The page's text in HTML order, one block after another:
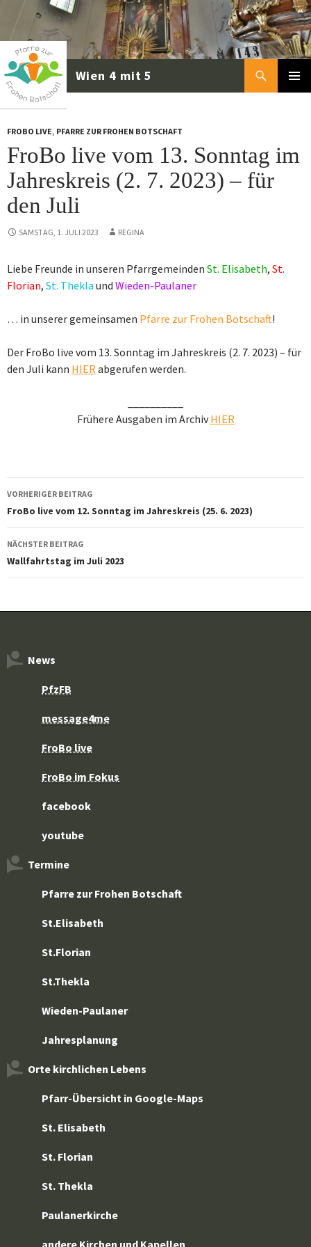
springen
Suchen
FROBO LIVE, PFARRE ZUR FROHEN BOTSCHAFT
FroBo live vom 13. Sonntag im
Jahreskreis (2. 7. 2023) – für
den Juli
SAMSTAG, 1. JULI 2023 REGINA
Liebe Freunde in unseren Pfarrgemeinden St. Elisabeth, St.
Florian, St. Thekla und Wieden-Paulaner
… in unserer gemeinsamen Pfarre zur Frohen Botschaft!
Der FroBo live vom 13. Sonntag im Jahreskreis (2. 7. 2023) – für
den Juli kann HIERabgerufen werden.
Frühere Ausgaben im ArchivHIER
Beitragsnavigation
VORHERIGER BEITRAG
FroBo live vom 12. Sonntag im Jahreskreis (25. 6. 2023)
NÄCHSTER BEITRAG
Wallfahrtstag im Juli 2023
News
PfzFB
message4me
FroBo live
FroBo im Fokus
facebook
youtube
Termine
Pfarre zur Frohen Botschaft
St.Elisabeth
St.Florian
St.Thekla
Wieden-Paulaner
Jahresplanung
Orte kirchlichen Lebens
Pfarr-Übersicht in Google-Maps
St. Elisabeth
St. Florian
St. Thekla
Paulanerkirche